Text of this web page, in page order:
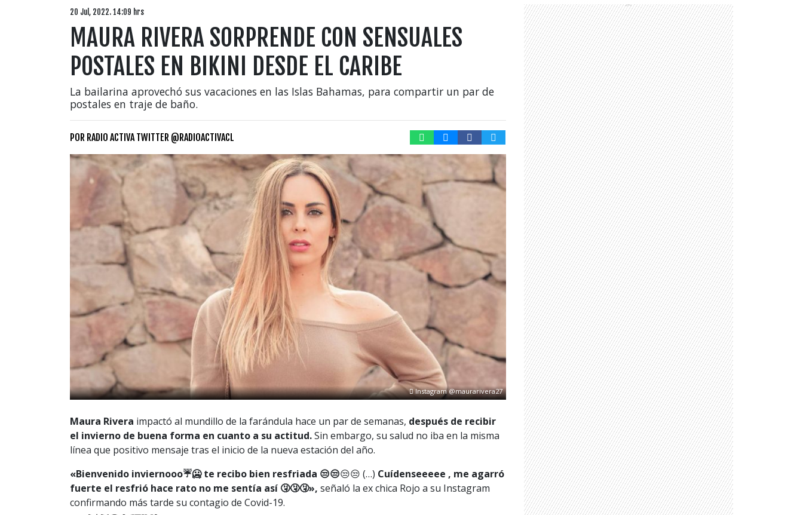
20 Jul, 2022. 14:09 hrs
MAURA RIVERA SORPRENDE CON SENSUALES
POSTALES EN BIKINI DESDE EL CARIBE
La bailarina aprovechó sus vacaciones en las Islas Bahamas, para compartir un par de
postales en traje de baño.
POR RADIO ACTIVA TWITTER @RADIOACTIVACL
Instagram @maurarivera27
Maura Rivera impactó al mundillo de la farándula hace un par de semanas, después de recibir
el invierno de buena forma en cuanto a su actitud.Sin embargo, su salud no iba en la misma
línea que positivo mensaje tras el inicio de la nueva estación del año.
«Bienvenido inviernooo☔️🥶 te recibo bien resfriada 😒😒😒😒 (…) Cuídenseeeee , me agarró
fuerte el resfrió hace rato no me sentía así 🤧🤧🤧», señaló la ex chica Rojo a su Instagram
confirmando más tarde su contagio de Covid-19.